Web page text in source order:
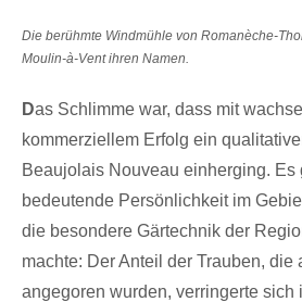
Die berühmte Windmühle von Romanèche-
Moulin-à-Vent ihren Namen.
Das Schlimme war, dass mit
kommerziellem Erfolg ein
Beaujolais Nouveau einherging. Es
bedeutende Persönlichkeit im
die besondere Gärtechnik der
machte: Der Anteil der Trauben, die
angegoren wurden, verringerte sich